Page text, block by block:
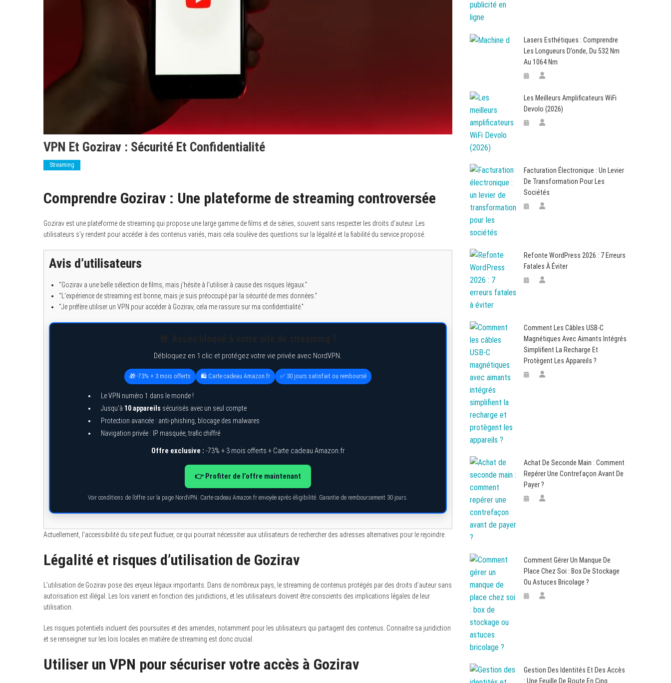
VPN Et Gozirav : Sécurité Et Confidentialité
Streaming
Comprendre Gozirav : Une plateforme de streaming controversée
Gozirav est une plateforme de streaming qui propose une large gamme de films et de séries, souvent sans respecter les droits d’auteur. Les
utilisateurs s’y rendent pour accéder à des contenus variés, mais cela soulève des questions sur la légalité et la fiabilité du service proposé.
Avis d’utilisateurs
“Gozirav a une belle sélection de films, mais j’hésite à l’utiliser à cause des risques légaux.”
“L’expérience de streaming est bonne, mais je suis préoccupé par la sécurité de mes données.”
“Je préfère utiliser un VPN pour accéder à Gozirav, cela me rassure sur ma confidentialité.”
Débloquez en 1 clic et protégez votre vie privée avec NordVPN.
🎁 -73% + 3 mois offerts 🛍️ Carte cadeau Amazon.fr ✅ 30 jours satisfait ou remboursé
Le VPN numéro 1 dans le monde !
Jusqu’à 10 appareils sécurisés avec un seul compte
Protection avancée : anti-phishing, blocage des malwares
Navigation privée : IP masquée, trafic chiffré
Offre exclusive : -73% + 3 mois offerts + Carte cadeau Amazon.fr
👉 Profiter de l’offre maintenant
Voir conditions de l’offre sur la page NordVPN. Carte cadeau Amazon.fr envoyée après éligibilité. Garantie de remboursement 30 jours.
Actuellement, l’accessibilité du site peut fluctuer, ce qui pourrait nécessiter aux utilisateurs de rechercher des adresses alternatives pour le rejoindre.
Légalité et risques d’utilisation de Gozirav
L’utilisation de Gozirav pose des enjeux légaux importants. Dans de nombreux pays, le streaming de contenus protégés par des droits d’auteur sans
autorisation est illégal. Les lois varient en fonction des juridictions, et les utilisateurs doivent être conscients des implications légales de leur
utilisation.
Les risques potentiels incluent des poursuites et des amendes, notamment pour les utilisateurs qui partagent des contenus. Connaitre sa juridiction
et se renseigner sur les lois locales en matière de streaming est donc crucial.
Utiliser un VPN pour sécuriser votre accès à Gozirav
Lasers Esthétiques : Comprendre
Les Longueurs D’onde, Du 532 Nm
Au 1064 Nm
Les Meilleurs Amplificateurs WiFi
Devolo (2026)
Facturation Électronique : Un Levier
De Transformation Pour Les
Sociétés
Refonte WordPress 2026 : 7 Erreurs
Fatales À Éviter
Comment Les Câbles USB-C
Magnétiques Avec Aimants Intégrés
Simplifient La Recharge Et
Protègent Les Appareils ?
Achat De Seconde Main : Comment
Repérer Une Contrefaçon Avant De
Payer ?
Comment Gérer Un Manque De
Place Chez Soi : Box De Stockage
Ou Astuces Bricolage ?
Gestion Des Identités Et Des Accès
: Une Feuille De Route En Cinq